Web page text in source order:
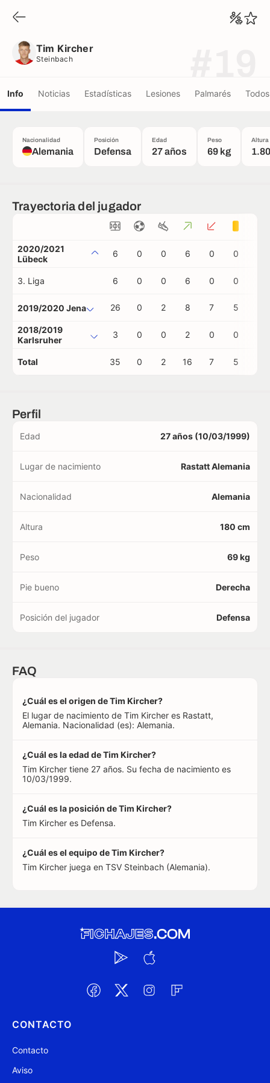
Tim Kircher
Steinbach
Info Noticias Estadísticas Lesiones Palmarés
Nacionalidad
Alemania
Posición
Defensa
Edad
27 años
Peso
69 kg
Altura
Trayectoria del jugador
2020/2021
Lübeck
6 0 0 6 0 0
3. Liga 6 0 0 6 0 0
2019/2020 Jena 26 0 2 8 7 5
2018/2019
Karlsruher
3 0 0 2 0 0
Total 35 0 2 16 7 5
Perfil
Edad 27 años (10/03/1999)
Lugar de nacimiento Rastatt Alemania
Nacionalidad Alemania
Altura 180 cm
Peso 69 kg
Pie bueno Derecha
Posición del jugador Defensa
FAQ
¿Cuál es el origen de Tim Kircher?
El lugar de nacimiento de Tim Kircher es Rastatt,
Alemania. Nacionalidad (es): Alemania.
¿Cuál es la edad de Tim Kircher?
Tim Kircher tiene 27 años. Su fecha de nacimiento es
10/03/1999.
¿Cuál es la posición de Tim Kircher?
Tim Kircher es Defensa.
¿Cuál es el equipo de Tim Kircher?
Tim Kircher juega en TSV Steinbach (Alemania).
CONTACTO
Contacto
Aviso